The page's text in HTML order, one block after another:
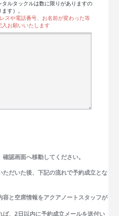
ルタックルは数に限りがありますの
す）。
スや電話番号、お名前が変わった等
入お願いいたします
認画面へ移動してください。
ただいた後、下記の流れで予約成立とな
容と空席情報をアクアノートスタッフが
ば、2日以内に予約成立メールを送付い